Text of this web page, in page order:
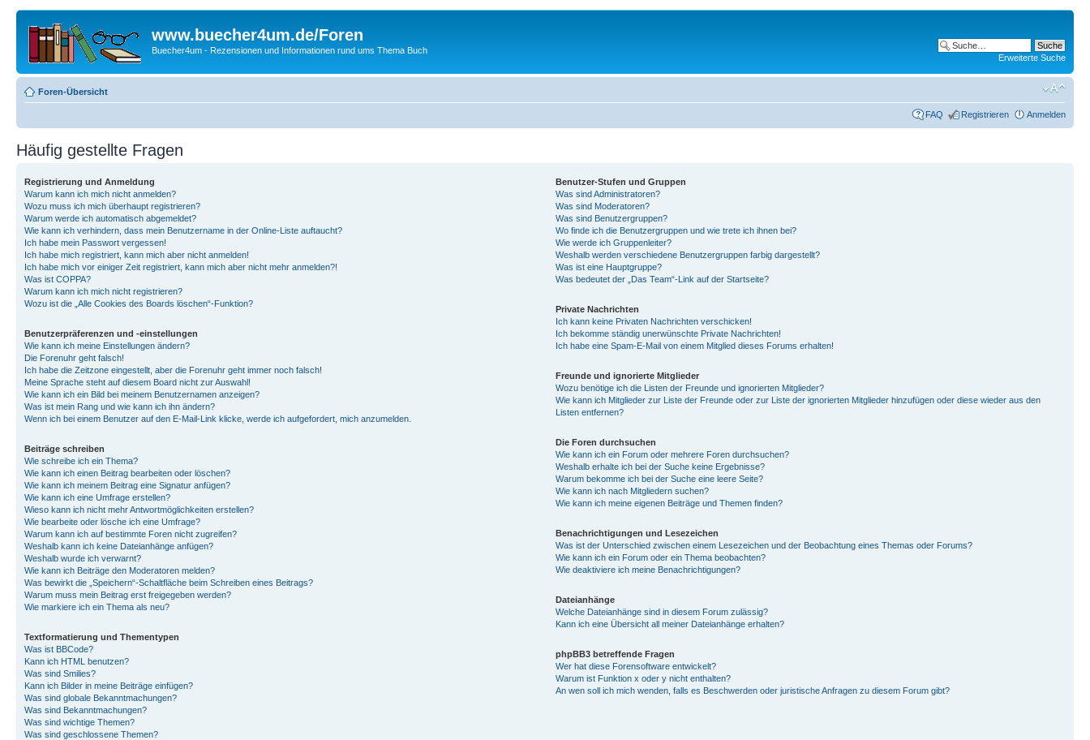
www.buecher4um.de/Foren
Buecher4um - Rezensionen und Informationen rund ums Thema Buch
Erweiterte Suche
Foren-Übersicht
FAQ Registrieren Anmelden
Häufig gestellte Fragen
Registrierung und Anmeldung
Warum kann ich mich nicht anmelden?
Wozu muss ich mich überhaupt registrieren?
Warum werde ich automatisch abgemeldet?
Wie kann ich verhindern, dass mein Benutzername in der Online-Liste auftaucht?
Ich habe mein Passwort vergessen!
Ich habe mich registriert, kann mich aber nicht anmelden!
Ich habe mich vor einiger Zeit registriert, kann mich aber nicht mehr anmelden?!
Was ist COPPA?
Warum kann ich mich nicht registrieren?
Wozu ist die „Alle Cookies des Boards löschen“-Funktion?
Benutzerpräferenzen und -einstellungen
Wie kann ich meine Einstellungen ändern?
Die Forenuhr geht falsch!
Ich habe die Zeitzone eingestellt, aber die Forenuhr geht immer noch falsch!
Meine Sprache steht auf diesem Board nicht zur Auswahl!
Wie kann ich ein Bild bei meinem Benutzernamen anzeigen?
Was ist mein Rang und wie kann ich ihn ändern?
Wenn ich bei einem Benutzer auf den E-Mail-Link klicke, werde ich aufgefordert, mich anzumelden.
Beiträge schreiben
Wie schreibe ich ein Thema?
Wie kann ich einen Beitrag bearbeiten oder löschen?
Wie kann ich meinem Beitrag eine Signatur anfügen?
Wie kann ich eine Umfrage erstellen?
Wieso kann ich nicht mehr Antwortmöglichkeiten erstellen?
Wie bearbeite oder lösche ich eine Umfrage?
Warum kann ich auf bestimmte Foren nicht zugreifen?
Weshalb kann ich keine Dateianhänge anfügen?
Weshalb wurde ich verwarnt?
Wie kann ich Beiträge den Moderatoren melden?
Was bewirkt die „Speichern“-Schaltfläche beim Schreiben eines Beitrags?
Warum muss mein Beitrag erst freigegeben werden?
Wie markiere ich ein Thema als neu?
Textformatierung und Thementypen
Was ist BBCode?
Kann ich HTML benutzen?
Was sind Smilies?
Kann ich Bilder in meine Beiträge einfügen?
Was sind globale Bekanntmachungen?
Was sind Bekanntmachungen?
Was sind wichtige Themen?
Was sind geschlossene Themen?
Benutzer-Stufen und Gruppen
Was sind Administratoren?
Was sind Moderatoren?
Was sind Benutzergruppen?
Wo finde ich die Benutzergruppen und wie trete ich ihnen bei?
Wie werde ich Gruppenleiter?
Weshalb werden verschiedene Benutzergruppen farbig dargestellt?
Was ist eine Hauptgruppe?
Was bedeutet der „Das Team“-Link auf der Startseite?
Private Nachrichten
Ich kann keine Privaten Nachrichten verschicken!
Ich bekomme ständig unerwünschte Private Nachrichten!
Ich habe eine Spam-E-Mail von einem Mitglied dieses Forums erhalten!
Freunde und ignorierte Mitglieder
Wozu benötige ich die Listen der Freunde und ignorierten Mitglieder?
Wie kann ich Mitglieder zur Liste der Freunde oder zur Liste der ignorierten Mitglieder hinzufügen oder diese wieder aus den
Listen entfernen?
Die Foren durchsuchen
Wie kann ich ein Forum oder mehrere Foren durchsuchen?
Weshalb erhalte ich bei der Suche keine Ergebnisse?
Warum bekomme ich bei der Suche eine leere Seite?
Wie kann ich nach Mitgliedern suchen?
Wie kann ich meine eigenen Beiträge und Themen finden?
Benachrichtigungen und Lesezeichen
Was ist der Unterschied zwischen einem Lesezeichen und der Beobachtung eines Themas oder Forums?
Wie kann ich ein Forum oder ein Thema beobachten?
Wie deaktiviere ich meine Benachrichtigungen?
Dateianhänge
Welche Dateianhänge sind in diesem Forum zulässig?
Kann ich eine Übersicht all meiner Dateianhänge erhalten?
phpBB3 betreffende Fragen
Wer hat diese Forensoftware entwickelt?
Warum ist Funktion x oder y nicht enthalten?
An wen soll ich mich wenden, falls es Beschwerden oder juristische Anfragen zu diesem Forum gibt?